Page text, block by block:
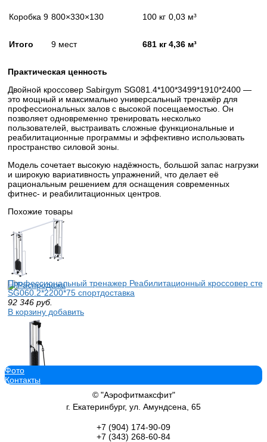
Коробка 9 800×330×130 100 кг 0,03 м³
Итого 9 мест 681 кг4,36 м³
Практическая ценность
Двойной кроссовер Sabirgym SG081.4*100*3499*1910*2400 —
это мощный и максимально универсальный тренажёр для
профессиональных залов с высокой посещаемостью. Он
позволяет одновременно тренировать несколько
пользователей, выстраивать сложные функциональные и
реабилитационные программы и эффективно использовать
пространство силовой зоны.
Модель сочетает высокую надёжность, большой запас нагрузки
и широкую вариативность упражнений, что делает её
рациональным решением для оснащения современных
фитнес- и реабилитационных центров.
Похожие товары
Профессиональный тренажер Реабилитационный кроссовер стек
SG060.2*2200*75 спортдоставка
92 346 руб.
В корзину добавить
Профессиональный силовой тренажер Блочная рама стек 75 кг
В корзину добавить
Фото
Контакты
© "Аэрофитмаксфит"
г. Екатеринбург, ул. Амундсена, 65
+7 (904) 174-90-09
+7 (343) 268-60-84